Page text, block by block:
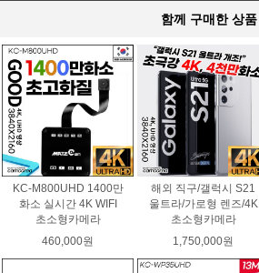
함께 구매한 상품
KC-M800UHD 1400만
화소 실시간 4K WIFI
초소형카메라
460,000원
해외 직구/갤럭시 S21
울트라/가로형 렌즈/4K
초소형카메라
1,750,000원